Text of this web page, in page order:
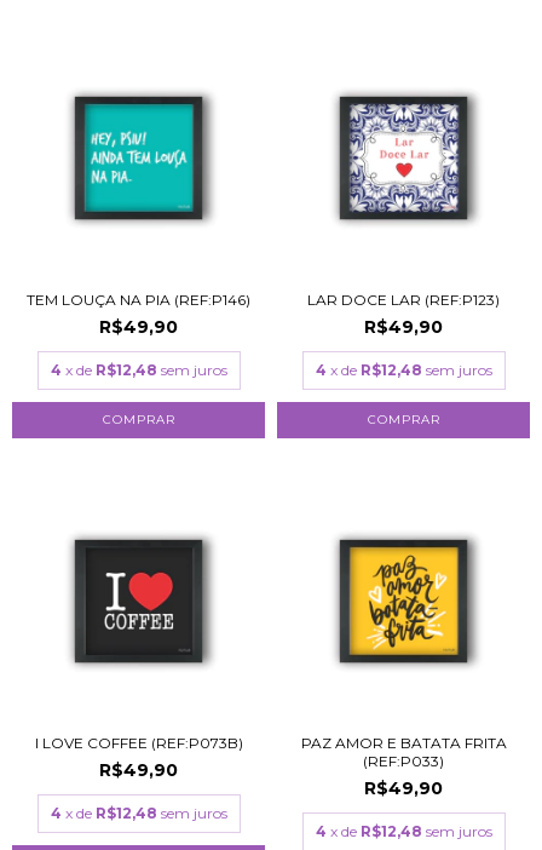
TEM LOUÇA NA PIA (REF:P146)
R$49,90
4 x de R$12,48 sem juros
COMPRAR
LAR DOCE LAR (REF:P123)
R$49,90
4 x de R$12,48 sem juros
COMPRAR
I LOVE COFFEE (REF:P073B)
R$49,90
4 x de R$12,48 sem juros
PAZ AMOR E BATATA FRITA
(REF:P033)
R$49,90
4 x de R$12,48 sem juros